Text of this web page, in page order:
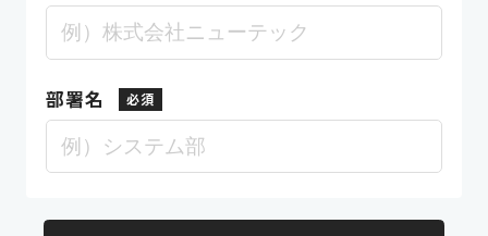
部署名